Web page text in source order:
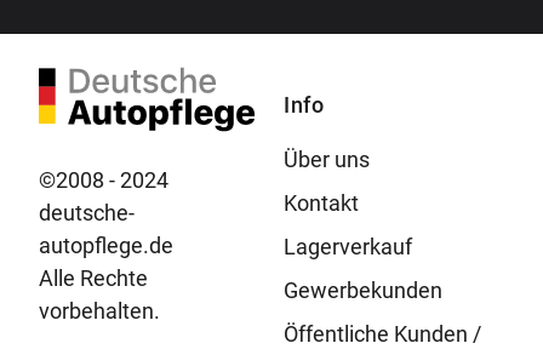
©2008 - 2024
deutsche-
autopflege.de
Alle Rechte
vorbehalten.
Info
Über uns
Kontakt
Lagerverkauf
Gewerbekunden
Öffentliche Kunden /